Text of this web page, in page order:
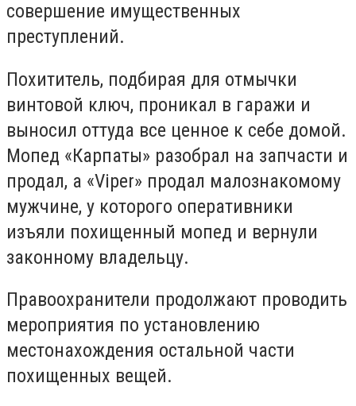
совершение имущественных
преступлений.
Похититель, подбирая для отмычки
винтовой ключ, проникал в гаражи и
выносил оттуда все ценное к себе домой.
Мопед «Карпаты» разобрал на запчасти и
продал, а «Viper» продал малознакомому
мужчине, у которого оперативники
изъяли похищенный мопед и вернули
законному владельцу.
Правоохранители продолжают проводить
мероприятия по установлению
местонахождения остальной части
похищенных вещей.